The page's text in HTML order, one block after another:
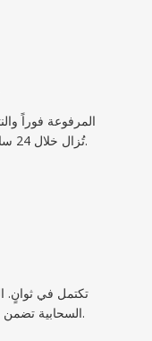
بصيغة CGM تُزال خلال 24 ساعة لضمان أمان بياناتك.
السحابية تضمن معالجة صورك الخام بسرعة وكفاءة.